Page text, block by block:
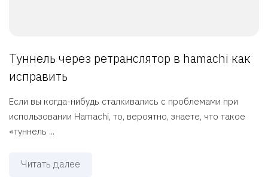
Туннель через ретранслятор в hamachi как
исправить
Если вы когда-нибудь сталкивались с проблемами при
использовании Hamachi, то, вероятно, знаете, что такое
«туннель ...
Читать далее